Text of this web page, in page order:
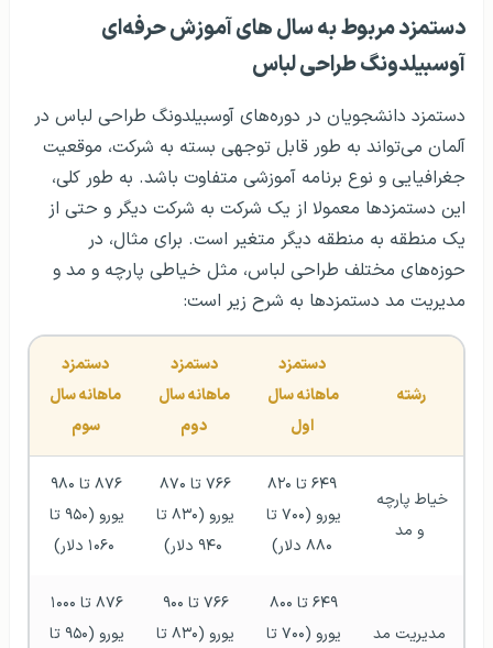
دستمزد مربوط به سال های آموزش حرفه‌ای
آوسبیلدونگ طراحی لباس
دستمزد دانشجویان در دوره‌های آوسبیلدونگ طراحی لباس در
آلمان می‌تواند به طور قابل توجهی بسته به شرکت، موقعیت
جغرافیایی و نوع برنامه آموزشی متفاوت باشد. به طور کلی،
این دستمزدها معمولا از یک شرکت به شرکت دیگر و حتی از
یک منطقه به منطقه دیگر متغیر است. برای مثال، در
حوزه‌های مختلف طراحی لباس، مثل خیاطی پارچه و مد و
مدیریت مد دستمزدها به شرح زیر است:
رشته
اول
دوم
سوم
و مد
۸۸۰ دلار)
۹۴۰ دلار)
۱۰۶۰ دلار)
مدیریت مد